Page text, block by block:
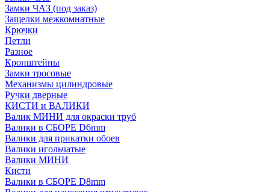
Замки ЧАЗ (под заказ)
Защелки межкомнатные
Крючки
Петли
Разное
Кронштейны
Замки тросовые
Механизмы цилиндровые
Ручки дверные
КИСТИ и ВАЛИКИ
Валик МИНИ для окраски труб
Валики в СБОРЕ D6mm
Валики для прикатки обоев
Валики игольчатые
Валики МИНИ
Кисти
Валики в СБОРЕ D8mm